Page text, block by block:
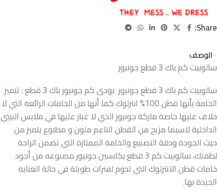
Share:
الوصف
سالوبيت كم باك 3 قطع جونيور
سالوبيت كم باك 3 قطع جونيور بودى كم جونيور باك 3 قطع : تتميز
الخامة بأنها قطن 100% انترلوك كما أنها من الخامات الرائعة التي لا
خلاف عليها خاصة ماركة جونيور الذي لا غبار عليها في ملابس البيبي
الداخلية لاسيما مزيج من القطن الناعم ملون و مطبوع يتميز من
حيث الجودة ودقة التصنيع والخامة الممتازة التي تضمن الراحة
لطفلك، سالوبيت كم 3 قطع بكابسين جونيور مصنوعه من أجود
خامات قطن الانترلوك التي تدوم لفترات طويلة في حالة العناية
الجيدة بها.